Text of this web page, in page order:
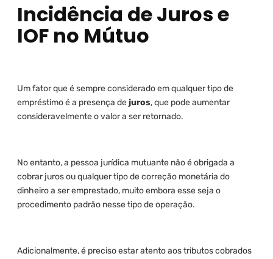
Incidência de Juros e
IOF no Mútuo
Um fator que é sempre considerado em qualquer tipo de
empréstimo é a presença de juros, que pode aumentar
consideravelmente o valor a ser retornado.
No entanto, a pessoa jurídica mutuante não é obrigada a
cobrar juros ou qualquer tipo de correção monetária do
dinheiro a ser emprestado, muito embora esse seja o
procedimento padrão nesse tipo de operação.
Adicionalmente, é preciso estar atento aos tributos cobrados